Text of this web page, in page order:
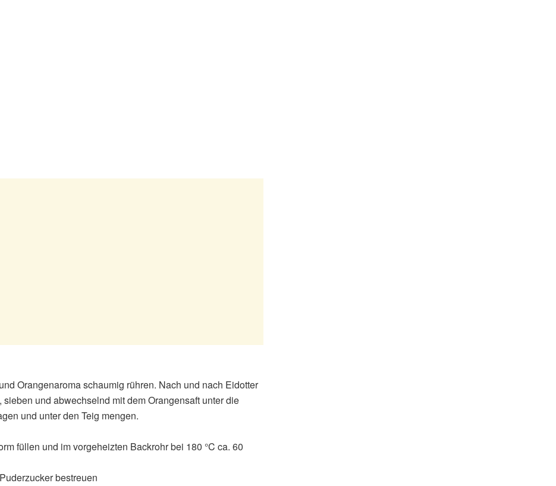
Orangenaroma schaumig rühren. Nach und nach Eidotter
und abwechselnd mit dem Orangensaft unter die
und unter den Teig mengen.
füllen und im vorgeheizten Backrohr bei 180 °C ca. 60
bestreuen